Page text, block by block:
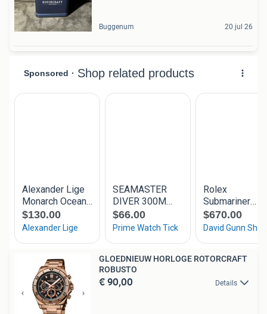
Buggenum 20 jul 26
GLOEDNIEUW HORLOGE ROTORCRAFT
ROBUSTO
€ 90,00 Details